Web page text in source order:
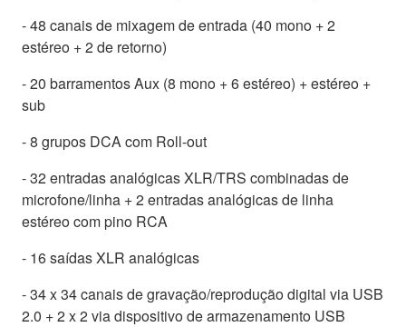
- 48 canais de mixagem de entrada (40 mono + 2
estéreo + 2 de retorno)
- 20 barramentos Aux (8 mono + 6 estéreo) + estéreo +
sub
- 8 grupos DCA com Roll-out
- 32 entradas analógicas XLR/TRS combinadas de
microfone/linha + 2 entradas analógicas de linha
estéreo com pino RCA
- 16 saídas XLR analógicas
- 34 x 34 canais de gravação/reprodução digital via USB
2.0 + 2 x 2 via dispositivo de armazenamento USB